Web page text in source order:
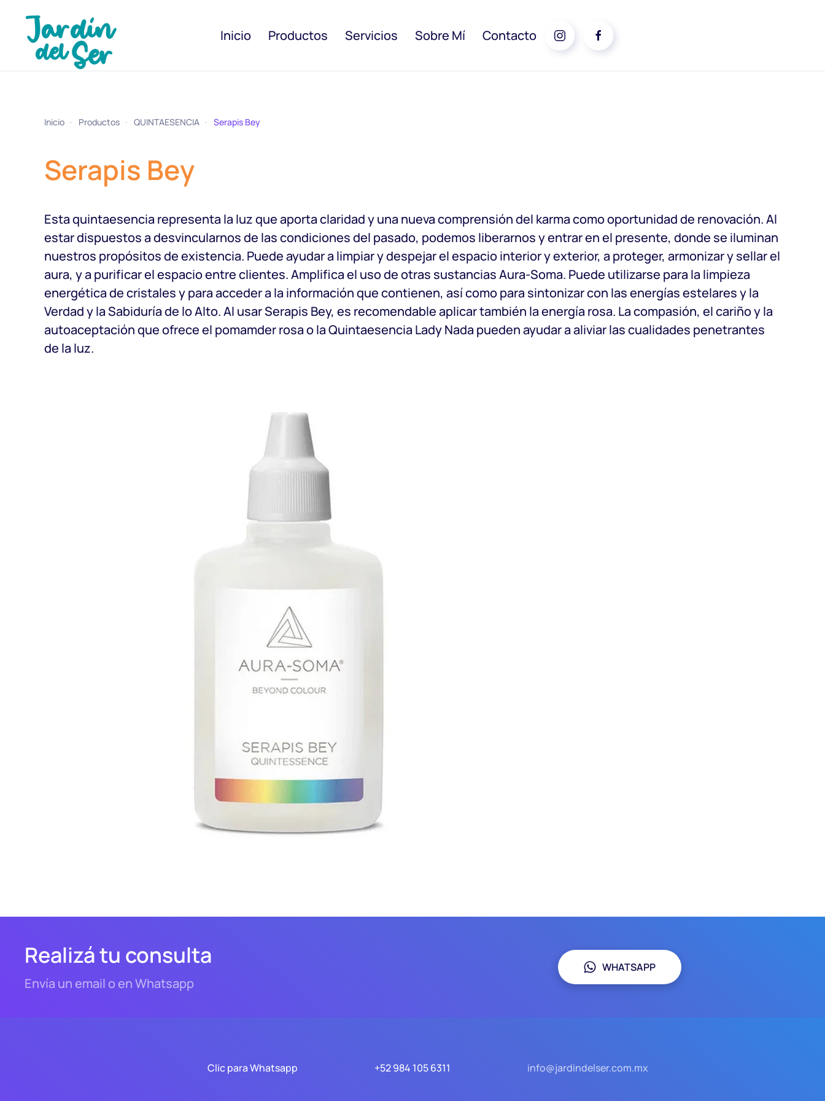
Inicio Productos Servicios Sobre Mí Contacto
Inicio Productos QUINTAESENCIA Serapis Bey
Serapis Bey
Esta quintaesencia representa la luz que aporta claridad y una nueva comprensión del karma como oportunidad de renovación. Al
estar dispuestos a desvincularnos de las condiciones del pasado, podemos liberarnos y entrar en el presente, donde se iluminan
nuestros propósitos de existencia. Puede ayudar a limpiar y despejar el espacio interior y exterior, a proteger, armonizar y sellar el
aura, y a purificar el espacio entre clientes. Amplifica el uso de otras sustancias Aura-Soma. Puede utilizarse para la limpieza
energética de cristales y para acceder a la información que contienen, así como para sintonizar con las energías estelares y la
Verdad y la Sabiduría de lo Alto. Al usar Serapis Bey, es recomendable aplicar también la energía rosa. La compasión, el cariño y la
autoaceptación que ofrece el pomamder rosa o la Quintaesencia Lady Nada pueden ayudar a aliviar las cualidades penetrantes
de la luz.
Realizá tu consulta
Envía un email o en Whatsapp
WHATSAPP
Clic para Whatsapp +52 984 105 6311 info@jardindelser.com.mx